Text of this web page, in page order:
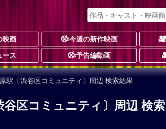
映画 今週の新作映画
ース 予告編動画
駅〔渋谷区コミュニティ〕周辺 検索結果
区コミュニティ〕周辺 検索